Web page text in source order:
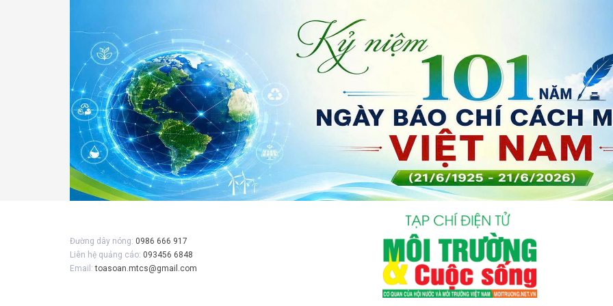
Đường dây nóng: 0986 666 917
Liên hệ quảng cáo: 093456 6848
Email:toasoan.mtcs@gmail.com
Gửi bình luận